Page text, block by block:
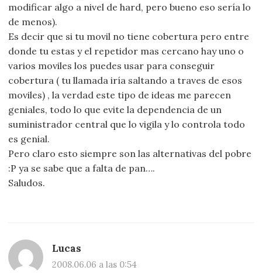
modificar algo a nivel de hard, pero bueno eso sería lo
de menos).
Es decir que si tu movil no tiene cobertura pero entre
donde tu estas y el repetidor mas cercano hay uno o
varios moviles los puedes usar para conseguir
cobertura ( tu llamada iría saltando a traves de esos
moviles) , la verdad este tipo de ideas me parecen
geniales, todo lo que evite la dependencia de un
suministrador central que lo vigila y lo controla todo
es genial.
Pero claro esto siempre son las alternativas del pobre
:P ya se sabe que a falta de pan….
Saludos.
Lucas
2008.06.06 a las 0:54